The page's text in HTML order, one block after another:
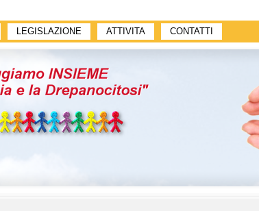
LEGISLAZIONE ATTIVITA CONTATTI